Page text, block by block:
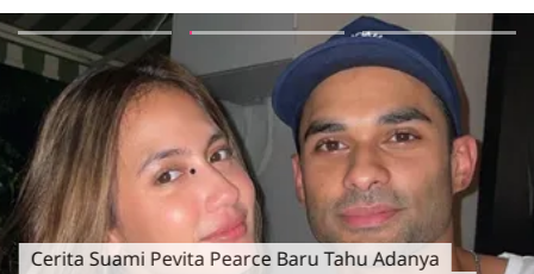
Cerita Suami Pevita Pearce Baru Tahu Adanya